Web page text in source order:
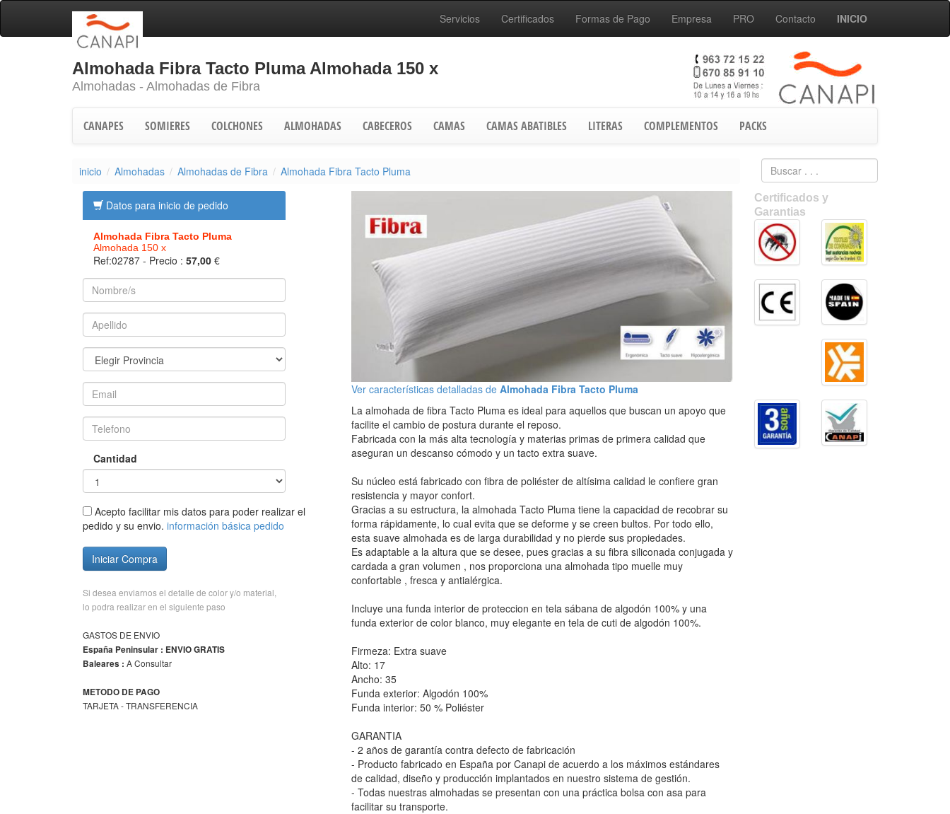
Servicios Certificados Formas de Pago Empresa PRO Contacto INICIO
Almohada Fibra Tacto Pluma Almohada 150 x
Almohadas - Almohadas de Fibra
CANAPES SOMIERES COLCHONES ALMOHADAS CABECEROS CAMAS CAMAS ABATIBLES LITERAS COMPLEMENTOS PACKS
inicio Almohadas Almohadas de Fibra Almohada Fibra Tacto Pluma
Datos para inicio de pedido
Almohada Fibra Tacto Pluma
Almohada 150 x
Ref:02787 - Precio : 57,00 €
Cantidad
Acepto facilitar mis datos para poder realizar el
pedido y su envio. información básica pedido
Iniciar Compra
Si desea enviarnos el detalle de color y/o material,
lo podra realizar en el siguiente paso
GASTOS DE ENVIO
España Peninsular : ENVIO GRATIS
Baleares : A Consultar
METODO DE PAGO
TARJETA - TRANSFERENCIA
Ver características detalladas de Almohada Fibra Tacto Pluma
La almohada de fibra Tacto Pluma es ideal para aquellos que buscan un apoyo que
facilite el cambio de postura durante el reposo.
Fabricada con la más alta tecnología y materias primas de primera calidad que
aseguran un descanso cómodo y un tacto extra suave.
Su núcleo está fabricado con fibra de poliéster de altísima calidad le confiere gran
resistencia y mayor confort.
Gracias a su estructura, la almohada Tacto Pluma tiene la capacidad de recobrar su
forma rápidamente, lo cual evita que se deforme y se creen bultos. Por todo ello,
esta suave almohada es de larga durabilidad y no pierde sus propiedades.
Es adaptable a la altura que se desee, pues gracias a su fibra siliconada conjugada y
cardada a gran volumen , nos proporciona una almohada tipo muelle muy
confortable , fresca y antialérgica.
Incluye una funda interior de proteccion en tela sábana de algodón 100% y una
funda exterior de color blanco, muy elegante en tela de cuti de algodón 100%.
Firmeza: Extra suave
Alto: 17
Ancho: 35
Funda exterior: Algodón 100%
Funda interior: 50 % Poliéster
GARANTIA
- 2 años de garantía contra defecto de fabricación
- Producto fabricado en España por Canapi de acuerdo a los máximos estándares
de calidad, diseño y producción implantados en nuestro sistema de gestión.
- Todas nuestras almohadas se presentan con una práctica bolsa con asa para
facilitar su transporte.
Certificados y
Garantias